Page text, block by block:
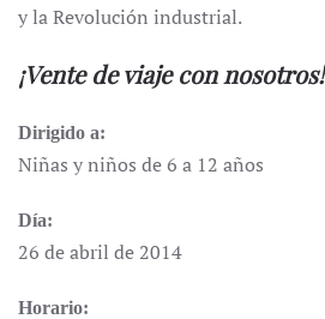
y la Revolución industrial.
¡Vente de viaje con nosotros!
Dirigido a:
Niñas y niños de 6 a 12 años
Día:
26 de abril de 2014
Horario: